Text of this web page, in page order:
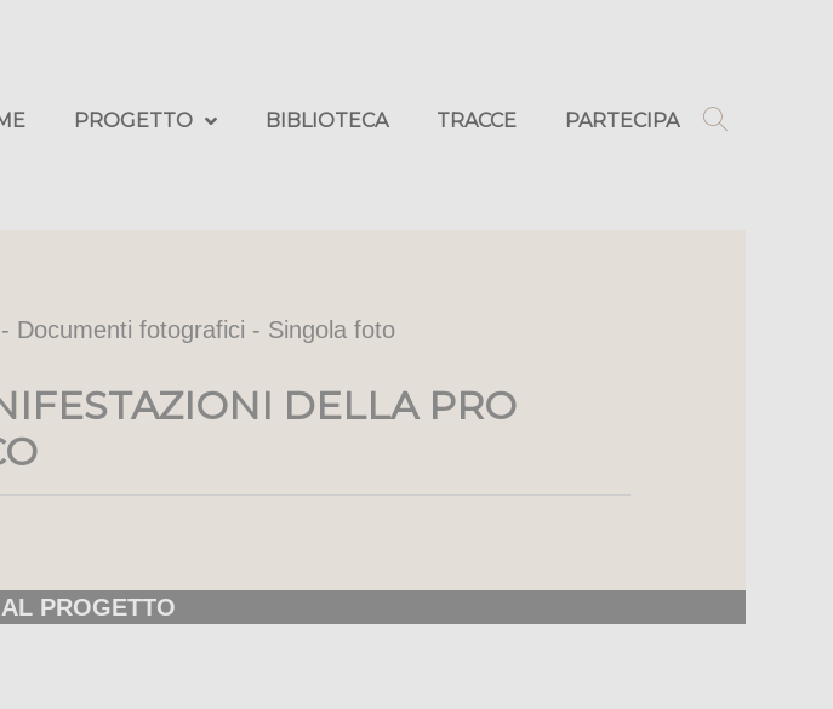
PROGETTO BIBLIOTECA TRACCE PARTECIPA
Documenti fotografici - Singola foto
DELLA PRO
PROGETTO